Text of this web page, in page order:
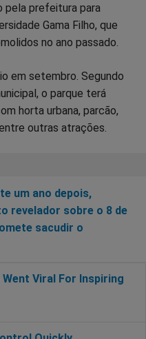
pela prefeitura para
Gama Filho, que
no ano passado.
em setembro. Segundo
o parque terá
horta urbana, parcão,
outras atrações.
um ano depois,
revelador sobre o 8 de
sacudir o